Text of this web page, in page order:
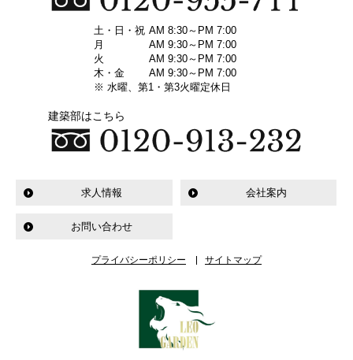
土・日・祝 AM 8:30～PM 7:00
月
AM 9:30～PM 7:00
火
AM 9:30～PM 7:00
木・金
AM 9:30～PM 7:00
※ 水曜、第1・第3火曜定休日
建築部はこちら
求人情報 会社案内
お問い合わせ
プライバシーポリシー サイトマップ